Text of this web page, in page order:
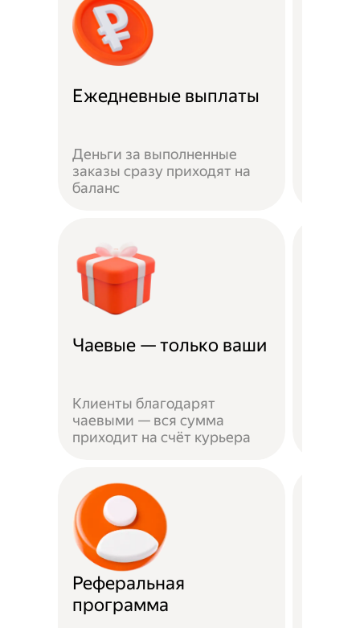
Ежедневные выплаты
Деньги за выполненные
заказы сразу приходят на
баланс
Чаевые — только ваши
Клиенты благодарят
чаевыми — вся сумма
приходит на счёт курьера
Реферальная
программа